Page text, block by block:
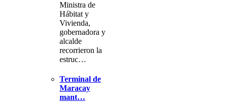
Ministra de
Hábitat y
Vivienda,
gobernadora y
alcalde
recorrieron la
estruc…
Terminal de
Maracay
mant…